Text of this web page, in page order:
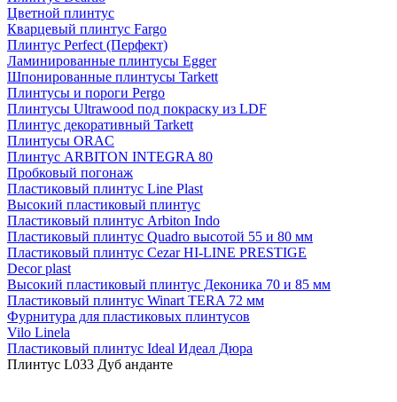
Цветной плинтус
Кварцевый плинтус Fargo
Плинтус Perfect (Перфект)
Ламинированные плинтусы Egger
Шпонированные плинтусы Tarkett
Плинтусы и пороги Pergo
Плинтусы Ultrawood под покраску из LDF
Плинтус декоративный Tarkett
Плинтусы ORAC
Плинтус ARBITON INTEGRA 80
Пробковый погонаж
Пластиковый плинтус Line Plast
Высокий пластиковый плинтус
Пластиковый плинтус Arbiton Indo
Пластиковый плинтус Quadro высотой 55 и 80 мм
Пластиковый плинтус Cezar HI-LINE PRESTIGE
Decor plast
Высокий пластиковый плинтус Деконика 70 и 85 мм
Пластиковый плинтус Winart TERA 72 мм
Фурнитура для пластиковых плинтусов
Vilo Linela
Пластиковый плинтус Ideal Идеал Дюра
Плинтус L033 Дуб анданте